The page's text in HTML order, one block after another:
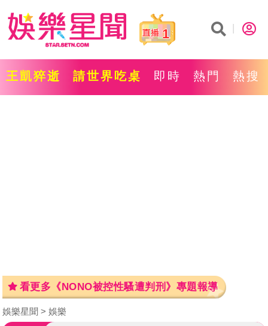
1
王凱猝逝 請世界吃桌 即時 熱門 熱搜
看更多《NONO被控性騷遭判刑》專題報導
娛樂星聞 娛樂